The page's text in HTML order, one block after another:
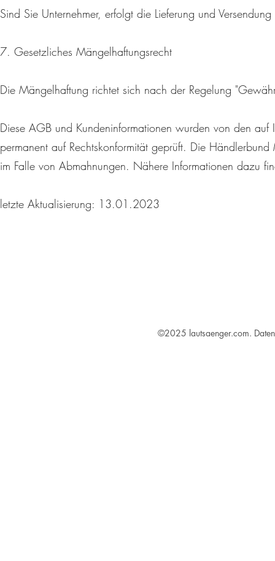
Sind Sie Unternehmer, erfolgt die Lieferung und
7. Gesetzliches Mängelhaftungsrecht
Die Mängelhaftung richtet sich nach der Regelung
Diese AGB und Kundeninformationen wurden von den auf
permanent auf Rechtskonformität geprüft. Die
im Falle von Abmahnungen. Nähere Informationen dazu
letzte Aktualisierung: 13.01.2023
©2025 lautsaenger.com.